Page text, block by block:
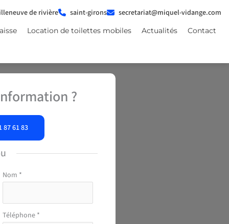
de rivière saint-girons secretariat@miquel-vidange.com
Location de toilettes mobiles Actualités Contact
?
87 61 83
Nom *
Téléphone *